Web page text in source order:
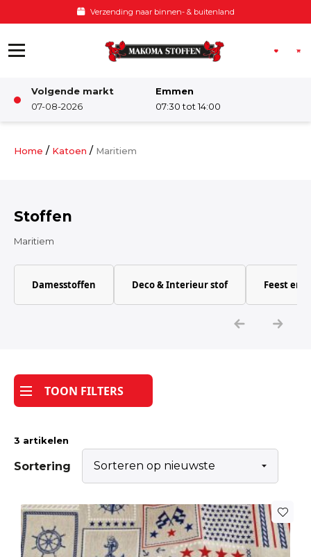
Voor 12:00 besteld, zelfde dag verzonden
Volgende markt
07-08-2026
Emmen
07:30 tot 14:00
Tijdpakker stof
Home / Katoen / Maritiem
Stoffen
Maritiem
Damesstoffen Deco & Interieur stof Feest en
TOON FILTERS
3 artikelen
Sortering